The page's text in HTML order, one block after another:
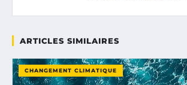
ARTICLES SIMILAIRES
CHANGEMENT CLIMATIQUE